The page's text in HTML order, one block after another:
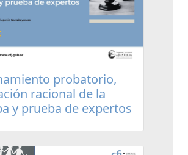
probatorio,
racional de la
y prueba de expertos